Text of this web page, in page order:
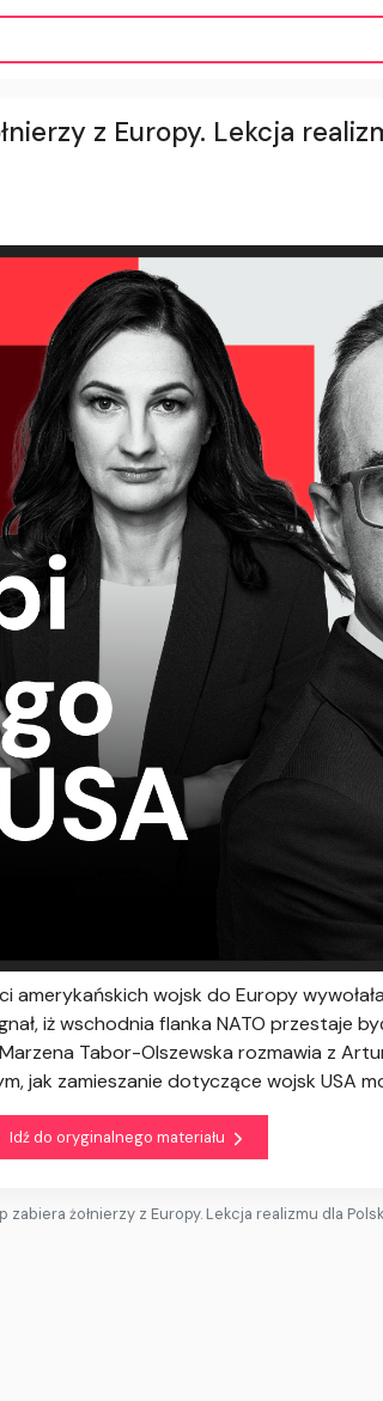
z Europy. Lekcja
wojsk do Europy
iż wschodnia flanka NATO przestaje
Tabor-Olszewska rozmawia z
jak zamieszanie dotyczące wojsk USA
Idź do oryginalnego materiału
zabiera żołnierzy z Europy. Lekcja realizmu dla